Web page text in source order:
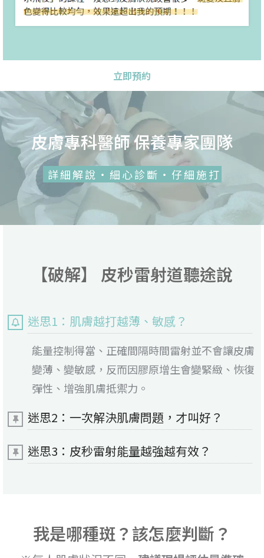
立即預約
皮膚專科醫師 保養專家團隊
詳細解說・細心診斷・仔細施打
【破解】 皮秒雷射道聽途說
迷思1：肌膚越打越薄、敏感？
能量控制得當、正確間隔時間雷射並不會讓皮膚
變薄、變敏感，反而因膠原增生會變緊緻、恢復
彈性、增強肌膚抵禦力。
迷思2：一次解決肌膚問題，才叫好？
迷思3：皮秒雷射能量越強越有效？
我是哪種斑？該怎麼判斷？